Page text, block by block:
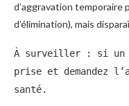
d’aggravation temporaire
d’élimination), mais
À surveiller : si un
prise et demandez
santé.